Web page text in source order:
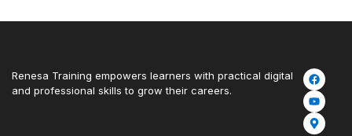
Renesa Training empowers learners with practical digital
and professional skills to grow their careers.